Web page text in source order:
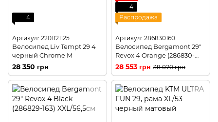
4
Артикул: 2201121125
Велосипед Liv Tempt 29 4
черный Chrome M
28 350 грн
4
Распродажа
Артикул: 286830160
Велосипед Bergamont 29"
Revox 4 Orange (286830-
160) M/44,5см
28 553 грн 38 070 грн